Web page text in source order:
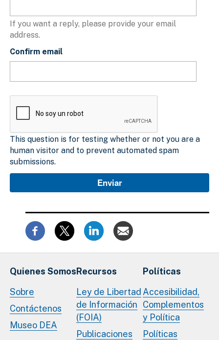
If you want a reply, please provide your email
address.
Confirm email
This question is for testing whether or not you are a
human visitor and to prevent automated spam
submissions.
Quienes Somos
Sobre
Contáctenos
Museo DEA
Recursos
Ley de Libertad
de Información
(FOIA)
Publicaciones
Políticas
Accesibilidad,
Complementos
y Política
Políticas